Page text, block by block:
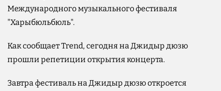
Международного музыкального фестиваля
"Харыбюльбюль".
Как сообщает Trend, сегодня на Джидыр дюзю
прошли репетиции открытия концерта.
Завтра фестиваль на Джидыр дюзю откроется